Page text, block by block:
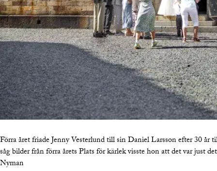
Förra året friade Jenny Vesterlund till sin Daniel Larsson efter 30 år
såg bilder från förra årets Plats för kärlek visste hon att det var just
Nyman